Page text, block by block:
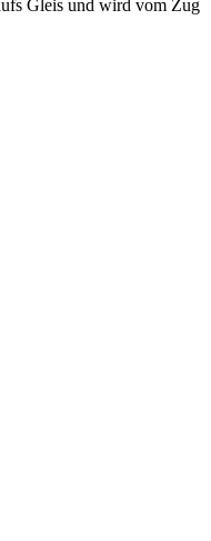
Gleis und wird vom Zug